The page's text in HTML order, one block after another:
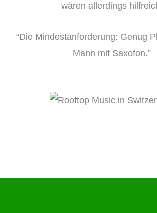
wären allerdings
“Die Mindestanforderung: Genug
Mann mit Saxofon.”